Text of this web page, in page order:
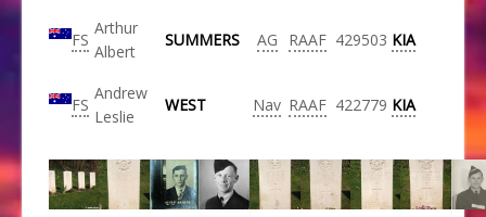
FS
Arthur
Albert
SUMMERS AG RAAF 429503 KIA
FS
Andrew
Leslie
WEST Nav RAAF 422779 KIA